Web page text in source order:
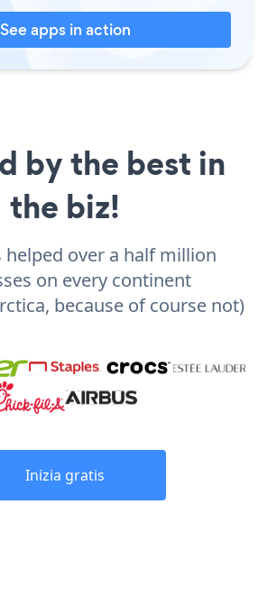
See apps in action
by the best in
the biz!
helped over a half million
on every continent
because of course not)
Inizia gratis